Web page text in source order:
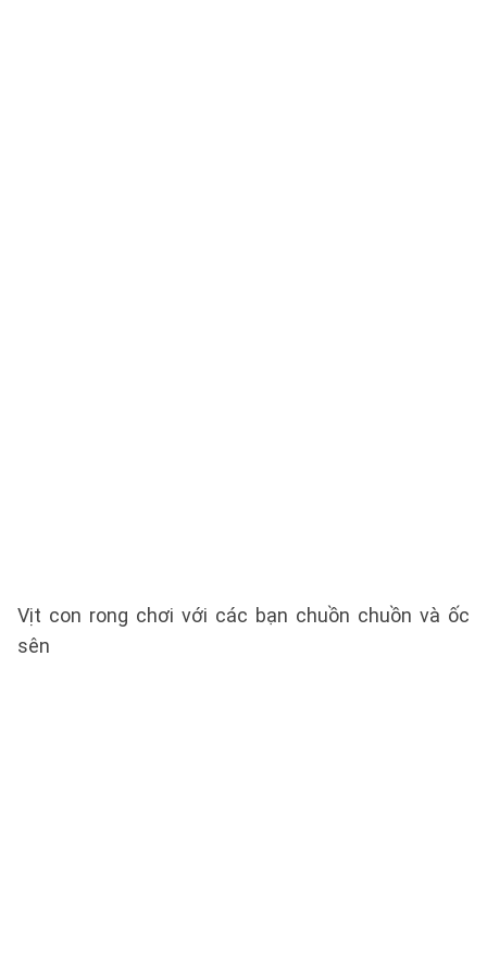
Vịt con rong chơi với các bạn chuồn chuồn và ốc
sên